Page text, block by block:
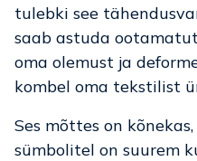
tulebki see
saab astuda
oma olemust ja
kombel oma tekstilist
Ses mõttes on
sümbolitel on suurem